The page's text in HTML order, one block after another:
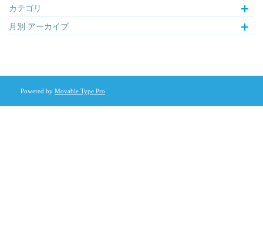
カテゴリ
月別 アーカイブ
Powered by Movable Type Pro